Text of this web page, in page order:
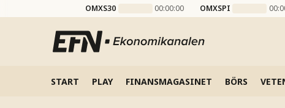
OMXS30 00:00:00 OMXSPI
START PLAY FINANSMAGASINET BÖRS